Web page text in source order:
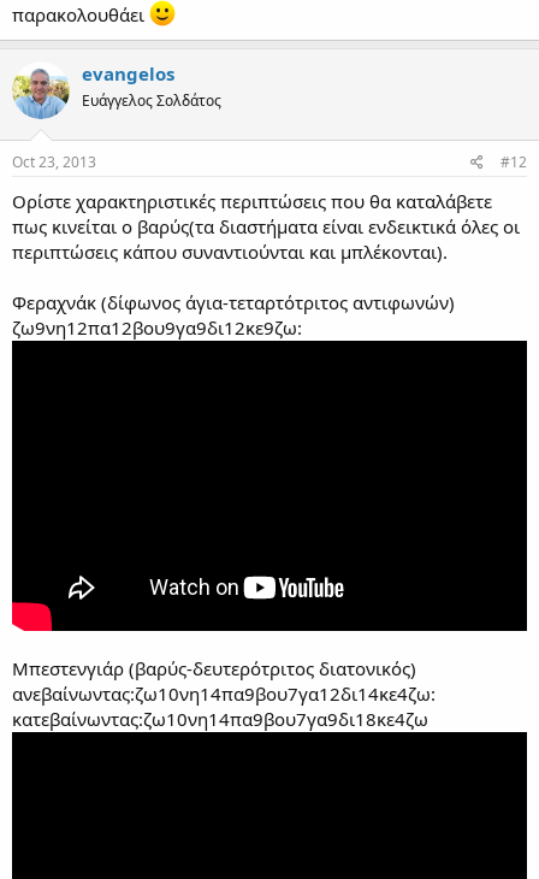
παρακολουθάει
evangelos
Ευάγγελος Σολδάτος
Oct 23, 2013 #12
Ορίστε χαρακτηριστικές περιπτώσεις που θα καταλάβετε
πως κινείται ο βαρύς(τα διαστήματα είναι ενδεικτικά όλες οι
περιπτώσεις κάπου συναντιούνται και μπλέκονται).
Φεραχνάκ (δίφωνος άγια-τεταρτότριτος αντιφωνών)
ζω9νη12πα12βου9γα9δι12κε9ζω:
Μπεστενγιάρ (βαρύς-δευτερότριτος διατονικός)
ανεβαίνωντας:ζω10νη14πα9βου7γα12δι14κε4ζω:
κατεβαίνωντας:ζω10νη14πα9βου7γα9δι18κε4ζω